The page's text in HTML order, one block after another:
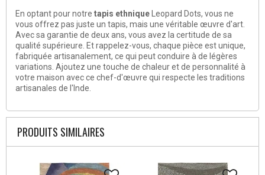
En optant pour notre tapis ethnique Leopard Dots, vous ne
vous offrez pas juste un tapis, mais une véritable œuvre d'art.
Avec sa garantie de deux ans, vous avez la certitude de sa
qualité supérieure. Et rappelez-vous, chaque pièce est unique,
fabriquée artisanalement, ce qui peut conduire à de légères
variations. Ajoutez une touche de chaleur et de personnalité à
votre maison avec ce chef-d'œuvre qui respecte les traditions
artisanales de l'Inde.
PRODUITS SIMILAIRES